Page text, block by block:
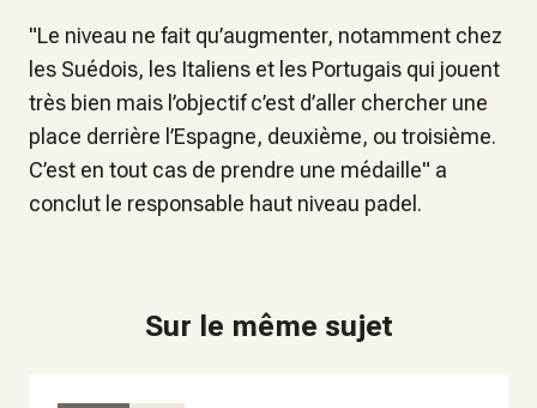
"Le niveau ne fait qu’augmenter, notamment chez
les Suédois, les Italiens et les Portugais qui jouent
très bien mais l’objectif c’est d’aller chercher une
place derrière l’Espagne, deuxième, ou troisième.
C’est en tout cas de prendre une médaille" a
conclut le responsable haut niveau padel.
Sur le même sujet